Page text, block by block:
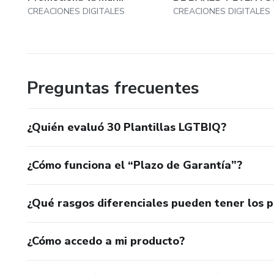
CREACIONES DIGITALES CREACIONES DIGITALES
Preguntas frecuentes
¿Quién evaluó 30 Plantillas LGTBIQ?
¿Cómo funciona el “Plazo de Garantía”?
¿Qué rasgos diferenciales pueden tener los
¿Cómo accedo a mi producto?